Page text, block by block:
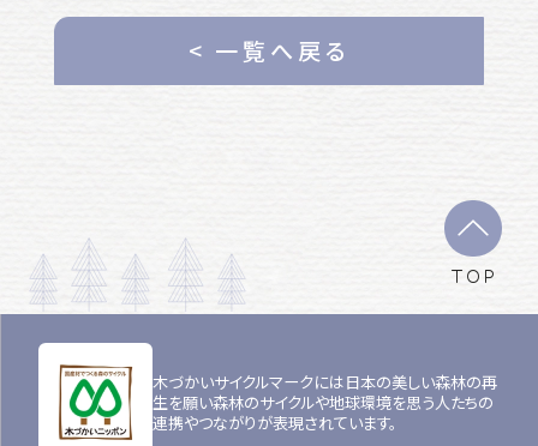
< 一覧へ戻る
TOP
木づかいサイクルマークには日本の美しい森林の再
生を願い森林のサイクルや地球環境を思う人たちの
連携やつながりが表現されています。